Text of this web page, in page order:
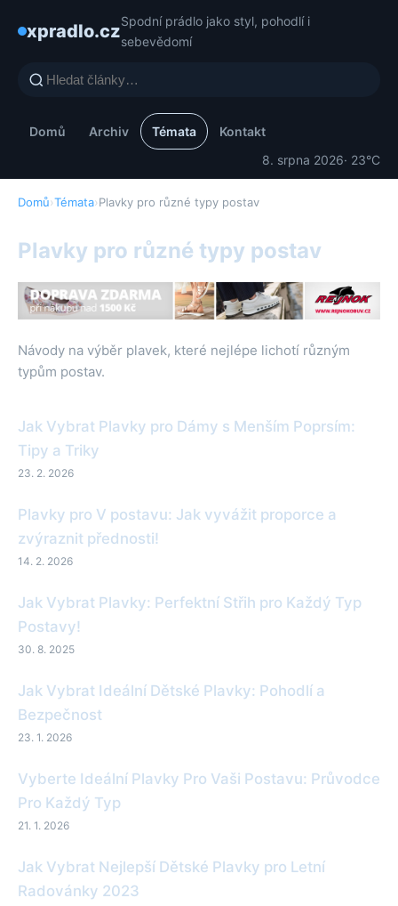
xpradlo.czSpodní prádlo jako styl, pohodlí i
sebevědomí
Domů Archiv Témata
Kontakt
8. srpna 2026· 23°C
Domů›Témata›Plavky pro různé typy postav
Plavky pro různé typy postav
Návody na výběr plavek, které nejlépe lichotí různým
typům postav.
Jak Vybrat Plavky pro Dámy s Menším Poprsím:
Tipy a Triky
23. 2. 2026
Plavky pro V postavu: Jak vyvážit proporce a
zvýraznit přednosti!
14. 2. 2026
Jak Vybrat Plavky: Perfektní Střih pro Každý Typ
Postavy!
30. 8. 2025
Jak Vybrat Ideální Dětské Plavky: Pohodlí a
Bezpečnost
23. 1. 2026
Vyberte Ideální Plavky Pro Vaši Postavu: Průvodce
Pro Každý Typ
21. 1. 2026
Jak Vybrat Nejlepší Dětské Plavky pro Letní
Radovánky 2023